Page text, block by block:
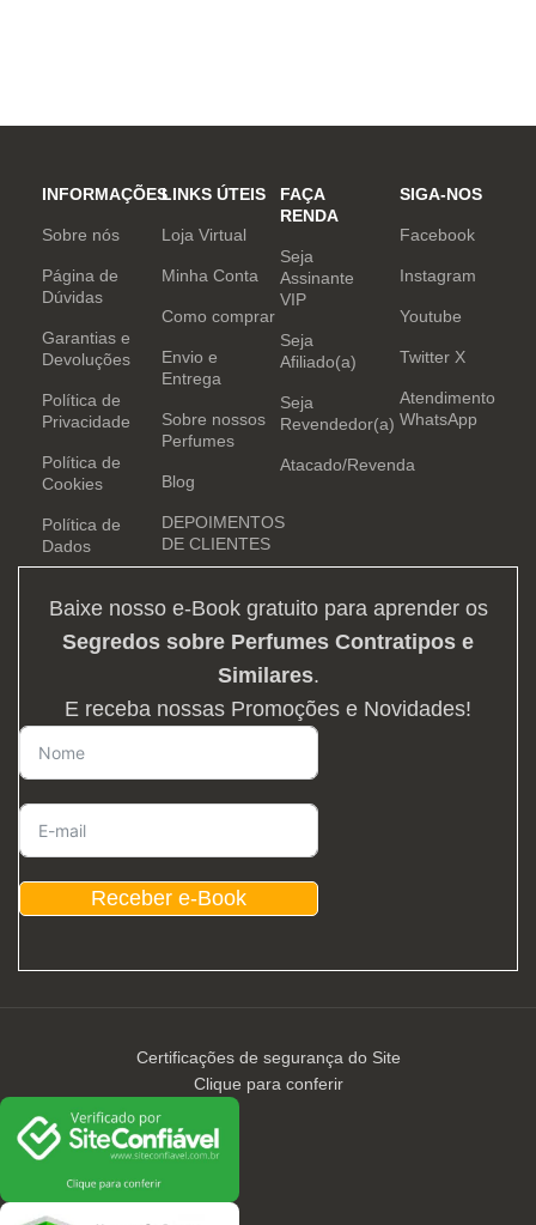
INFORMAÇÕES
Sobre nós
Página de
Dúvidas
Garantias e
Devoluções
Política de
Privacidade
Política de
Cookies
Política de
Dados
LINKS ÚTEIS
Loja Virtual
Minha Conta
Como comprar
Envio e
Entrega
Sobre nossos
Perfumes
Blog
DEPOIMENTOS
DE CLIENTES
FAÇA
RENDA
Seja
Assinante
VIP
Seja
Afiliado(a)
Seja
Revendedor(a)
Atacado/Revenda
SIGA-NOS
Facebook
Instagram
Youtube
Twitter X
Atendimento
WhatsApp
Baixe nosso e-Book gratuito para aprender os
Segredos sobre Perfumes Contratipos e
Similares.
E receba nossas Promoções e Novidades!
Receber e-Book
Certificações de segurança do Site
Clique para conferir